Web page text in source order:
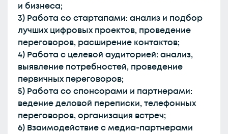
и бизнеса;
3) Работа со стартапами: анализ и подбор
лучших цифровых проектов, проведение
переговоров, расширение контактов;
4) Работа с целевой аудиторией: анализ,
выявление потребностей, проведение
первичных переговоров;
5) Работа со спонсорами и партнерами:
ведение деловой переписки, телефонных
переговоров, организация встреч;
6) Взаимодействие с медиа-партнерами